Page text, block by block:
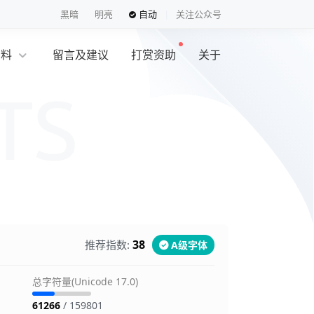
黑暗 明亮 自动 关注公众号
留言及建议 打赏资助 关于
推荐指数: 38 A级字体
总字符量(Unicode 17.0)
61266 / 159801